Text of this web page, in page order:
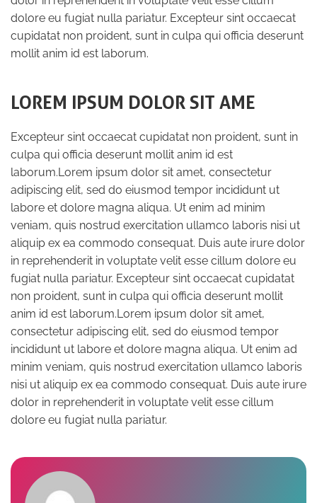
dolore eu fugiat nulla pariatur. Excepteur sint occaecat
cupidatat non proident, sunt in culpa qui officia deserunt
mollit anim id est laborum.
LOREM IPSUM DOLOR SIT AME
Excepteur sint occaecat cupidatat non proident, sunt in
culpa qui officia deserunt mollit anim id est
laborum.Lorem ipsum dolor sit amet, consectetur
adipiscing elit, sed do eiusmod tempor incididunt ut
labore et dolore magna aliqua. Ut enim ad minim
veniam, quis nostrud exercitation ullamco laboris nisi ut
aliquip ex ea commodo consequat. Duis aute irure dolor
in reprehenderit in voluptate velit esse cillum dolore eu
fugiat nulla pariatur. Excepteur sint occaecat cupidatat
non proident, sunt in culpa qui officia deserunt mollit
anim id est laborum.Lorem ipsum dolor sit amet,
consectetur adipiscing elit, sed do eiusmod tempor
incididunt ut labore et dolore magna aliqua. Ut enim ad
minim veniam, quis nostrud exercitation ullamco laboris
nisi ut aliquip ex ea commodo consequat. Duis aute irure
dolor in reprehenderit in voluptate velit esse cillum
dolore eu fugiat nulla pariatur.